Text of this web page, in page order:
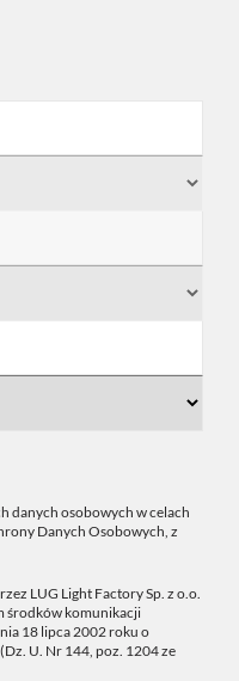
danych osobowych w celach
Danych Osobowych, z
LUG Light Factory Sp. z o.o.
środków komunikacji
18 lipca 2002 roku o
U. Nr 144, poz. 1204 ze